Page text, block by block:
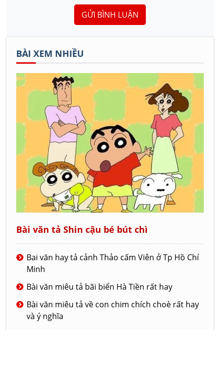
GỬI BÌNH LUẬN
BÀI XEM NHIỀU
Bài văn tả Shin cậu bé bút chì
Bai văn hay tả cảnh Thảo cấm Viên ở Tp Hồ Chí
Minh
Bài văn miêu tả bãi biển Hà Tiền rất hay
Bài văn miêu tả về con chim chích choè rất hay
và ý nghĩa